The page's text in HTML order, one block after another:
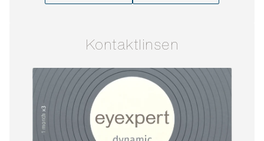
Kontaktlinsen